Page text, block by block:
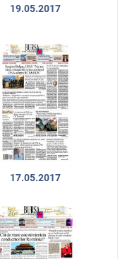
19.05.2017
17.05.2017